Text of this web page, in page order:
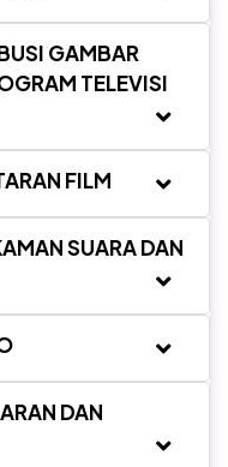
GAMBAR
TELEVISI
FILM
SUARA DAN
DAN